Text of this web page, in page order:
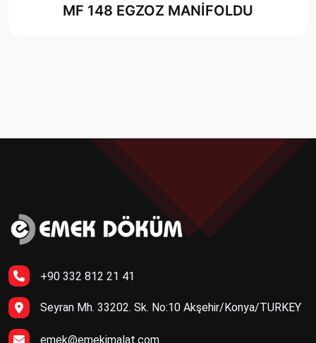
MF 148 EGZOZ MANİFOLDU
+90 332 812 21 41
Seyran Mh. 33202. Sk. No:10 Akşehir/Konya/TURKEY
emek@emekimalat.com